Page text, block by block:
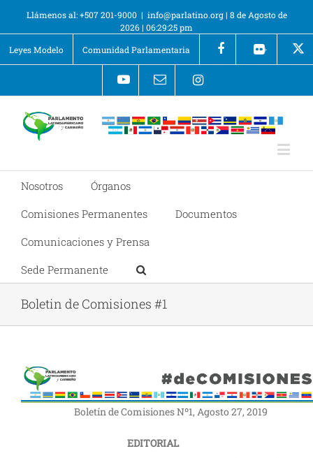
Llámenos al: +507 201-9000 | info@parlatino.org| 8 de Agosto de
2026 | 06:29:26 pm
Leyes Modelo
Comunidad Parlamentaria +
Nosotros
Órganos
Comisiones Permanentes
Documentos
Comunicaciones y Prensa
Sede Permanente
Boletin de Comisiones #1
Boletín de Comisiones Nº1, Agosto 27, 2019
EDITORIAL